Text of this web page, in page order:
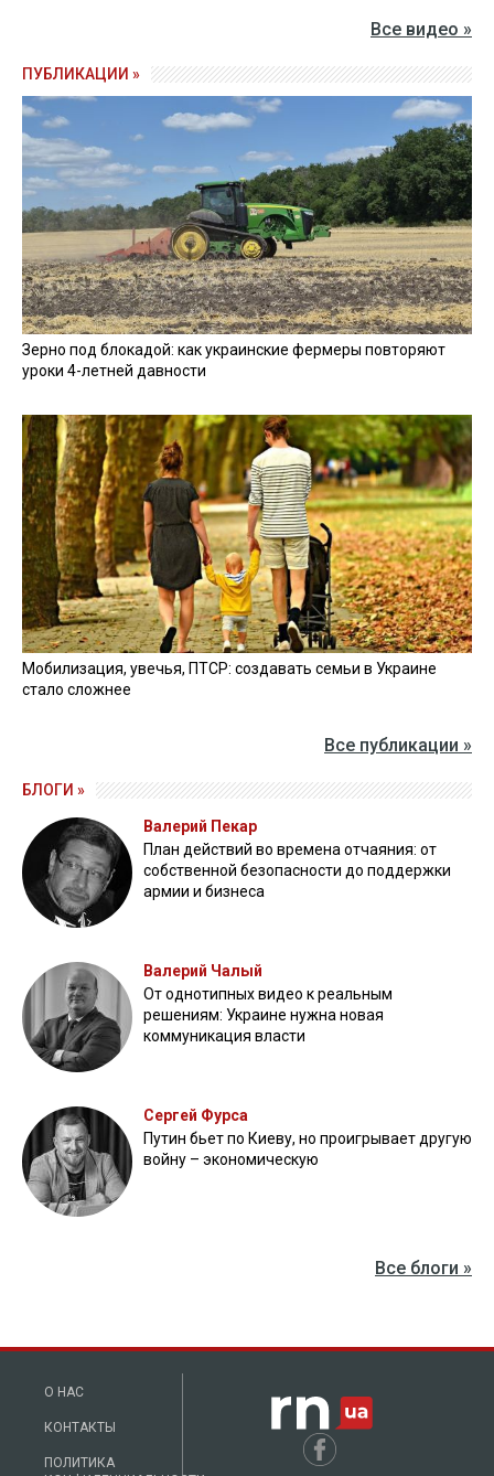
Олег Тягнибок планирует баллотироваться в Верховную
Раду, - СМИ
30 ноября 2020, 16:23
Все новости »
ВИДЕО »
27 апреля 2026
Пограничники показали уничтожение вражеской техники и
ликвидацию группы оккупантов
20 апреля 2026
Пограничники показали, как уничтожили девять российских
"Молний" на Харьковщине
07 августа 2025
Бойцы "Феникса" ликвидировали пехоту и бронетехнику
врага в Донецкой области